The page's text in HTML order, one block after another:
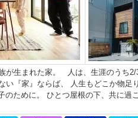
が生まれた家。 人は、生涯のうち2/
い『家』ならば、 人生もどこか物足
ために。 ひとつ屋根の下、共に過